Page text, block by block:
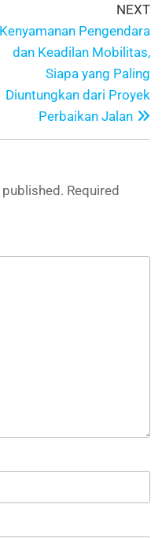
NEXT
Kenyamanan Pengendara
dan Keadilan Mobilitas,
Siapa yang Paling
Diuntungkan dari Proyek
Perbaikan Jalan
Required